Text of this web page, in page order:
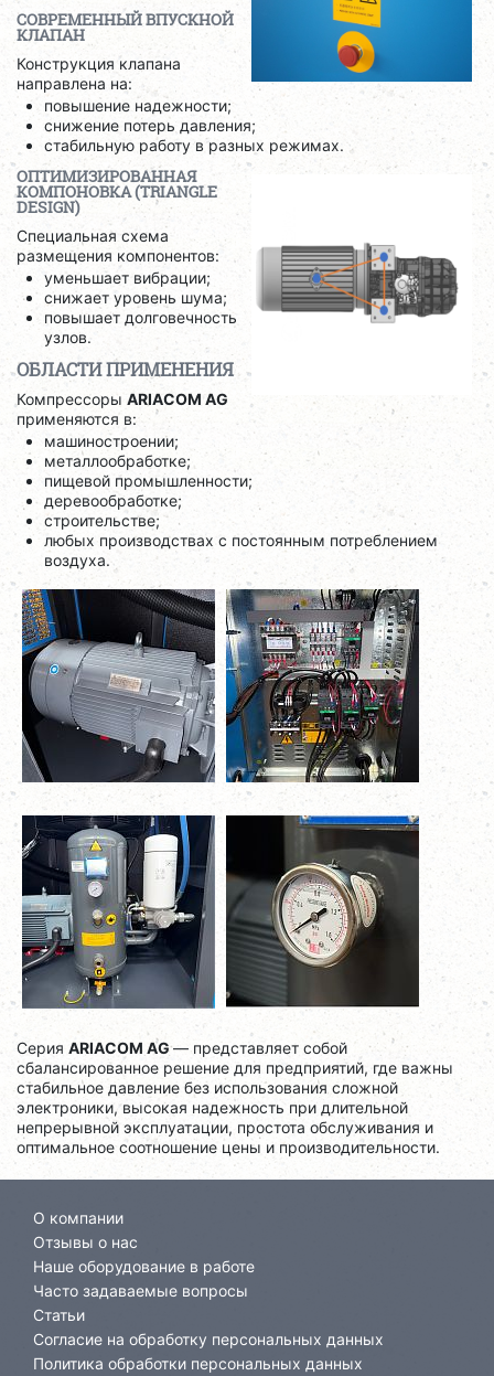
СОВРЕМЕННЫЙ ВПУСКНОЙ
КЛАПАН
Конструкция клапана
направлена на:
повышение надежности;
снижение потерь давления;
стабильную работу в разных режимах.
ОПТИМИЗИРОВАННАЯ
КОМПОНОВКА (TRIANGLE
DESIGN)
Специальная схема
размещения компонентов:
уменьшает вибрации;
снижает уровень шума;
повышает долговечность
узлов.
ОБЛАСТИ ПРИМЕНЕНИЯ
Компрессоры ARIACOM AG
применяются в:
машиностроении;
металлообработке;
пищевой промышленности;
деревообработке;
строительстве;
любых производствах с постоянным потреблением
воздуха.
Серия ARIACOM AG— представляет собой
сбалансированное решение для предприятий, где важны
стабильное давление без использования сложной
электроники, высокая надежность при длительной
непрерывной эксплуатации, простота обслуживания и
оптимальное соотношение цены и производительности.
О компании
Отзывы о нас
Наше оборудование в работе
Часто задаваемые вопросы
Статьи
Согласие на обработку персональных данных
Политика обработки персональных данных